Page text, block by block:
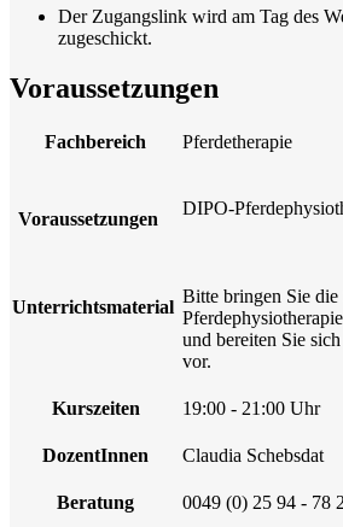
Der Zugangslink wird am Tag des
zugeschickt.
Voraussetzungen
Fachbereich Pferdetherapie
Voraussetzungen
DIPO-
Unterrichtsmaterial
Bitte bringen Sie die
und bereiten Sie
vor.
Kurszeiten 19:00 - 21:00 Uhr
DozentInnen Claudia Schebsdat
Beratung 0049 (0) 25 94 - 78